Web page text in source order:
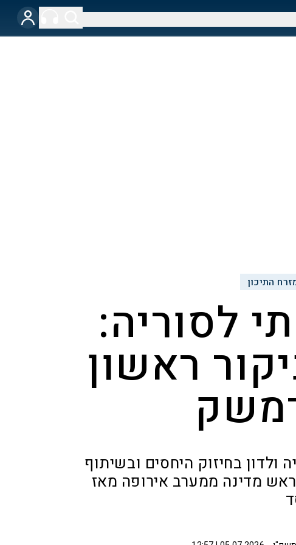
התיכון
לסוריה:
ראשון
בחיזוק היחסים ובשיתוף
מדינה ממערב אירופה מאז